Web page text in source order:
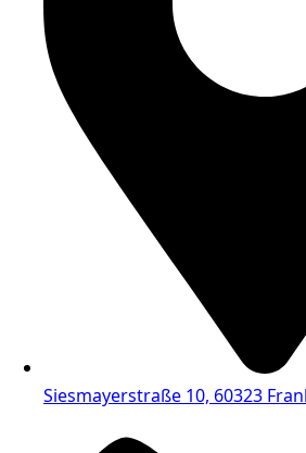
Siesmayerstraße 10, 60323